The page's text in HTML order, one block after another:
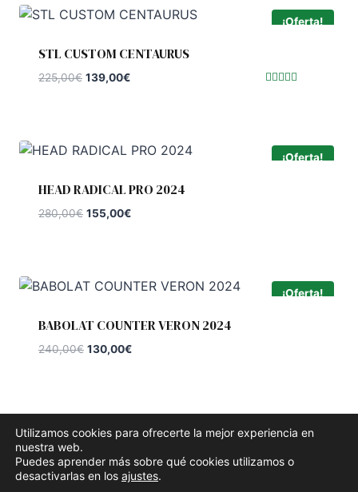
325,00€.255,00€.
¡Oferta!
STL CUSTOM CENTAURUS
225,00€ El
225,00€.
139,00€El
139,00€.
¡Oferta!
HEAD RADICAL PRO 2024
280,00€ El
280,00€.
155,00€El
155,00€.
¡Oferta!
BABOLAT COUNTER VERON 2024
240,00€ El
240,00€.
130,00€El
130,00€.
© 2026 Padel Pro 365 - Tema para WordPress por
Kadence WP
Utilizamos cookies para ofrecerte la mejor experiencia en
nuestra web.
Puedes aprender más sobre qué cookies utilizamos o
desactivarlas en los ajustes.